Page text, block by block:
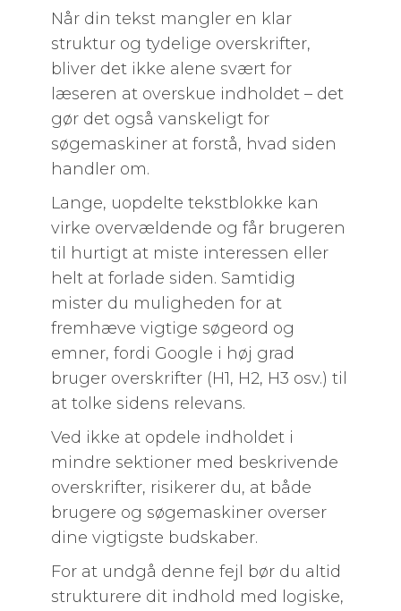
Når din tekst mangler en klar
struktur og tydelige overskrifter,
bliver det ikke alene svært for
læseren at overskue indholdet – det
gør det også vanskeligt for
søgemaskiner at forstå, hvad siden
handler om.
Lange, uopdelte tekstblokke kan
virke overvældende og får brugeren
til hurtigt at miste interessen eller
helt at forlade siden. Samtidig
mister du muligheden for at
fremhæve vigtige søgeord og
emner, fordi Google i høj grad
bruger overskrifter (H1, H2, H3 osv.) til
at tolke sidens relevans.
Ved ikke at opdele indholdet i
mindre sektioner med beskrivende
overskrifter, risikerer du, at både
brugere og søgemaskiner overser
dine vigtigste budskaber.
For at undgå denne fejl bør du altid
strukturere dit indhold med logiske,